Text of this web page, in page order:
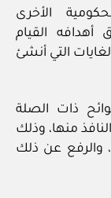
الأخرى
القيام
التي أنشئ
ذات الصلة
منها، وذلك
والرفع عن ذلك